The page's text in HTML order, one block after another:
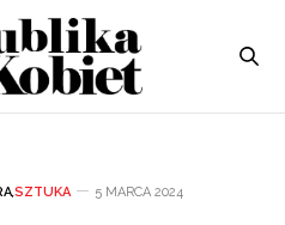
,SZTUKA 5 MARCA 2024